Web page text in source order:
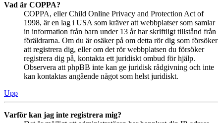
Vad är COPPA?
COPPA, eller Child Online Privacy and Protection Act of
1998, är en lag i USA som kräver att webbplatser som samlar
in information från barn under 13 år har skriftligt tillstånd från
föräldrarna. Om du är osäker på om detta rör dig som försöker
att registrera dig, eller om det rör webbplatsen du försöker
registrera dig på, kontakta ett juridiskt ombud för hjälp.
Observera att phpBB inte kan ge juridisk rådgivning och inte
kan kontaktas angående något som helst juridiskt.
Upp
Varför kan jag inte registrera mig?